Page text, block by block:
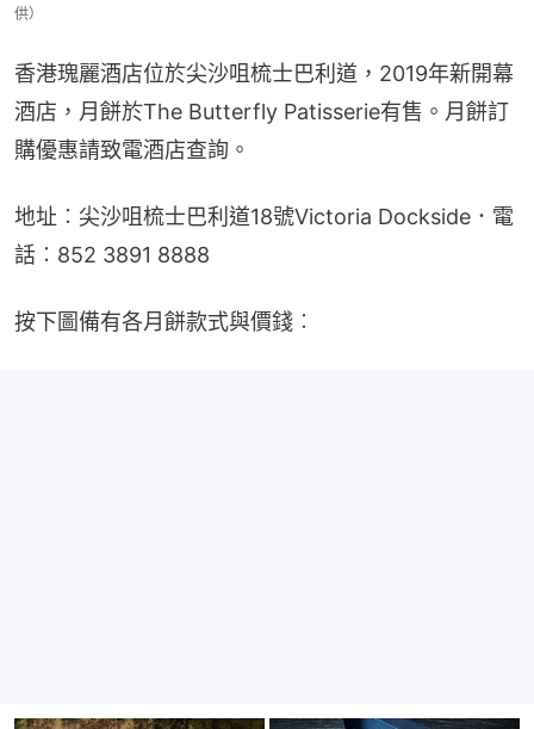
供）
香港瑰麗酒店位於尖沙咀梳士巴利道，2019年新開幕
酒店，月餅於The Butterfly Patisserie有售。月餅訂
購優惠請致電酒店查詢。
地址︰尖沙咀梳士巴利道18號Victoria Dockside．電
話︰852 3891 8888
按下圖備有各月餅款式與價錢︰